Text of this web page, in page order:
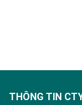
THÔNG TIN